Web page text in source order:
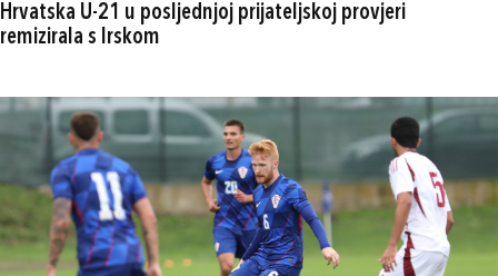
Hrvatska U-21 u posljednjoj prijateljskoj provjeri
remizirala s Irskom